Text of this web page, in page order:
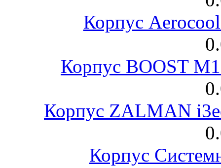
Корпус
Корпус BOOST
Корпус ZALMAN
Корпус